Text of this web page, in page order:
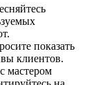
показать
клиентов.
мастером